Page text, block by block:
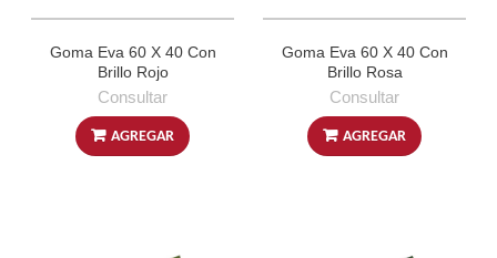
Goma Eva 60 X 40 Con
Brillo Rojo
Consultar
AGREGAR
Goma Eva 60 X 40 Con
Brillo Rosa
Consultar
AGREGAR